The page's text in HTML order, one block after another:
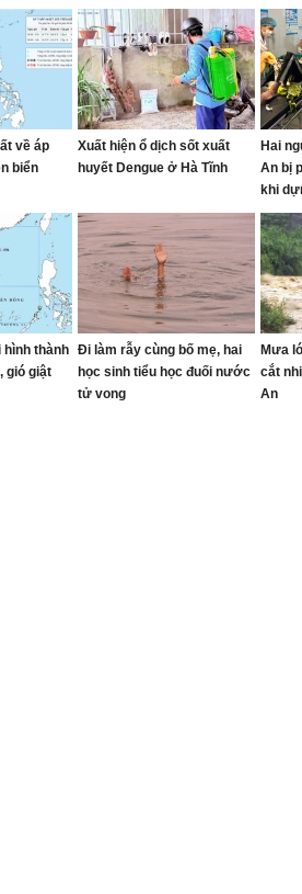
về áp
biển
Xuất hiện ổ dịch sốt xuất
huyết Dengue ở Hà Tĩnh
Hai
An bị
khi
hình thành
gió giật
Đi làm rẫy cùng bố mẹ, hai
học sinh tiểu học đuối nước
tử vong
Mưa
cắt
An